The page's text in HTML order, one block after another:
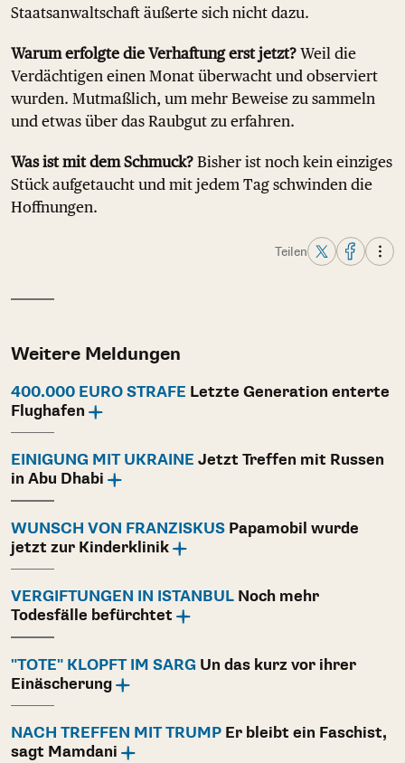
Staatsanwaltschaft äußerte sich nicht dazu.
Warum erfolgte die Verhaftung erst jetzt? Weil die
Verdächtigen einen Monat überwacht und observiert
wurden. Mutmaßlich, um mehr Beweise zu sammeln
und etwas über das Raubgut zu erfahren.
Was ist mit dem Schmuck? Bisher ist noch kein einziges
Stück aufgetaucht und mit jedem Tag schwinden die
Hoffnungen.
Teilen
Weitere Meldungen
400.000 EURO STRAFE Letzte Generation enterte
Flughafen
EINIGUNG MIT UKRAINE Jetzt Treffen mit Russen
in Abu Dhabi
WUNSCH VON FRANZISKUS Papamobil wurde
jetzt zur Kinderklinik
VERGIFTUNGEN IN ISTANBUL Noch mehr
Todesfälle befürchtet
"TOTE" KLOPFT IM SARG Un das kurz vor ihrer
Einäscherung
NACH TREFFEN MIT TRUMP Er bleibt ein Faschist,
sagt Mamdani